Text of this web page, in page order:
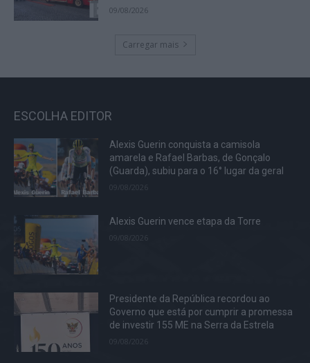
09/08/2026
Carregar mais
ESCOLHA EDITOR
Alexis Guerin conquista a camisola
amarela e Rafael Barbas, de Gonçalo
(Guarda), subiu para o 16° lugar da geral
09/08/2026
Alexis Guerin vence etapa da Torre
09/08/2026
Presidente da República recordou ao
Governo que está por cumprir a promessa
de investir 155 ME na Serra da Estrela
09/08/2026